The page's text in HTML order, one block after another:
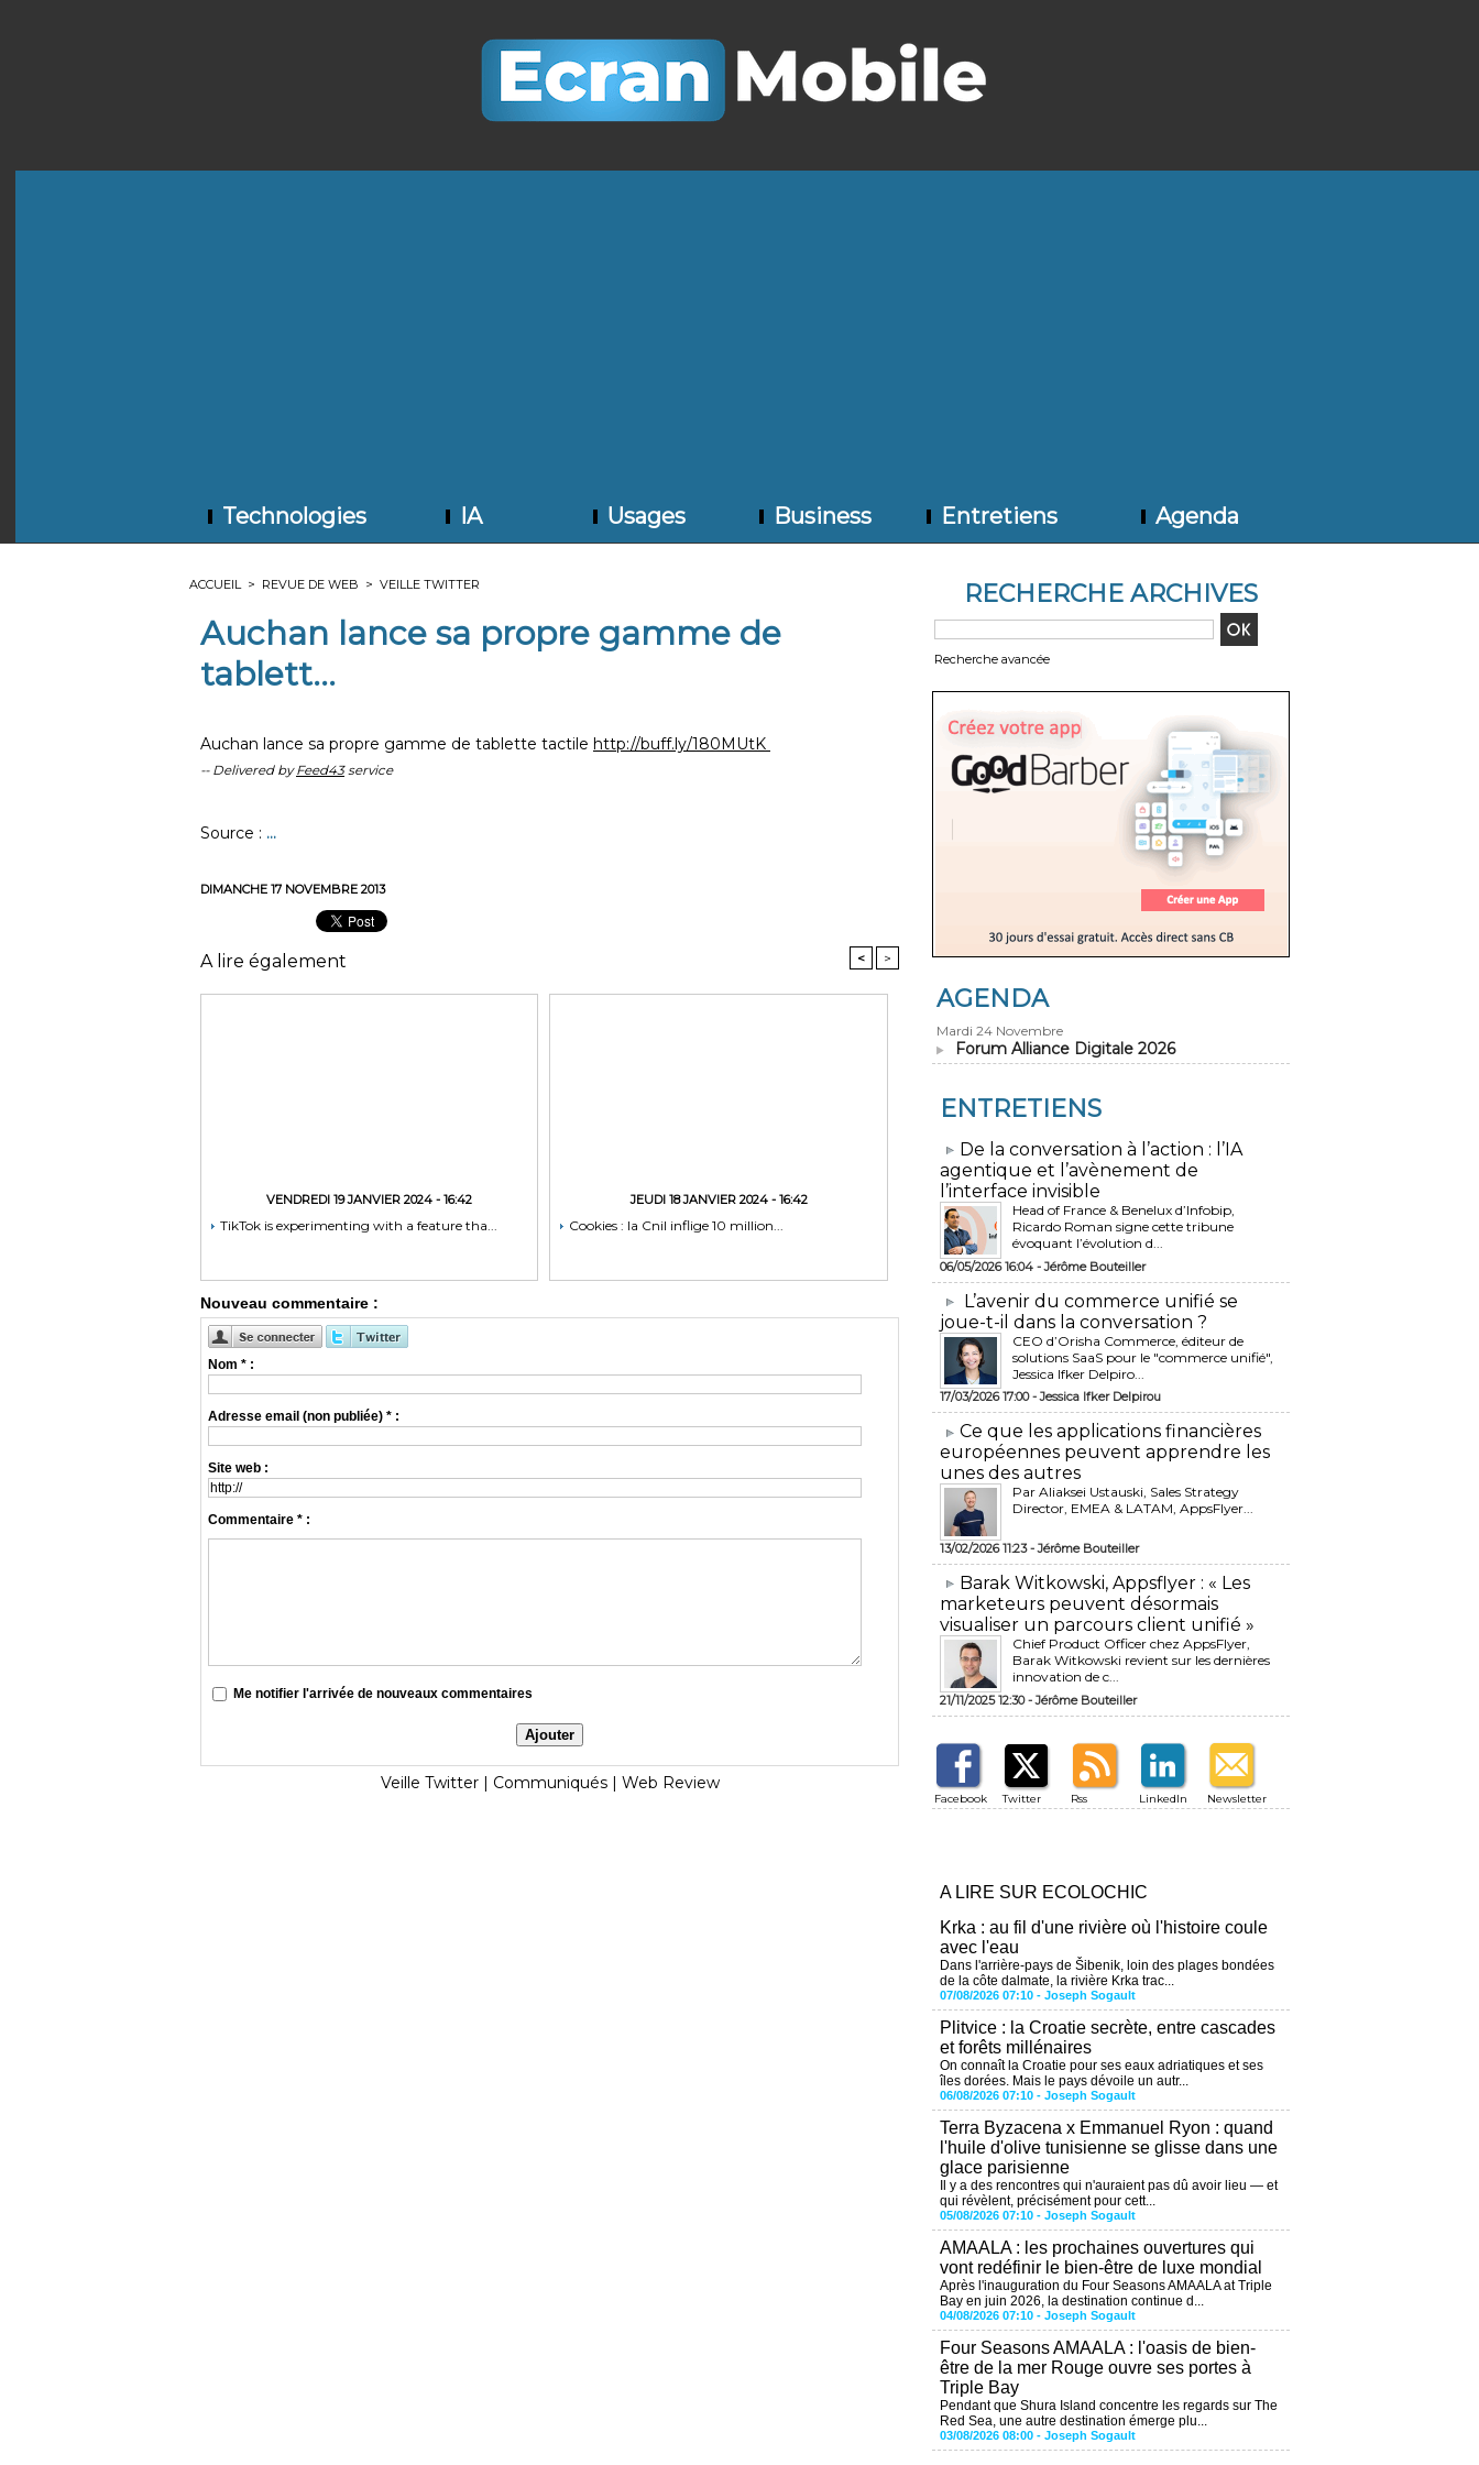
Technologies IA Usages Business Entretiens Agenda
ACCUEIL > REVUE DE WEB > VEILLE TWITTER
Auchan lance sa propre gamme de
tablett...
Auchan lance sa propre gamme de tablette tactile http://buff.ly/180MUtK
-- Delivered byFeed43service
Source : ...
DIMANCHE 17 NOVEMBRE 2013
A lire également < >
VENDREDI 19 JANVIER 2024 - 16:42
TikTok is experimenting with a feature tha...
JEUDI 18 JANVIER 2024 - 16:42
Cookies : la Cnil inflige 10 million...
Nouveau commentaire :
Nom * :
Adresse email (non publiée) * :
Site web :
Commentaire * :
Me notifier l'arrivée de nouveaux commentaires
Veille Twitter | Communiqués | Web Review
RECHERCHE ARCHIVES
Recherche avancée
AGENDA
Mardi 24 Novembre
Forum Alliance Digitale 2026
ENTRETIENS
​De la conversation à l’action : l’IA
agentique et l’avènement de
l’interface invisible
Head of France & Benelux d’Infobip,
Ricardo Roman signe cette tribune
évoquant l’évolution d...
06/05/2026 16:04 -Jérôme Bouteiller
L’avenir du commerce unifié se
joue-t-il dans la conversation ?
CEO d’Orisha Commerce, éditeur de
solutions SaaS pour le "commerce unifié",
Jessica Ifker Delpiro...
17/03/2026 17:00 -Jessica Ifker Delpirou
​Ce que les applications financières
européennes peuvent apprendre les
unes des autres
Par Aliaksei Ustauski, Sales Strategy
Director, EMEA & LATAM, AppsFlyer...
13/02/2026 11:23 -Jérôme Bouteiller
​Barak Witkowski, Appsflyer : « Les
marketeurs peuvent désormais
visualiser un parcours client unifié »
Chief Product Officer chez AppsFlyer, ​
Barak Witkowski revient sur les dernières
innovation de c...
21/11/2025 12:30 -Jérôme Bouteiller
Facebook Twitter Rss LinkedIn Newsletter
A LIRE SUR ECOLOCHIC
Krka : au fil d'une rivière où l'histoire coule
avec l'eau
Dans l'arrière-pays de Šibenik, loin des plages bondées
de la côte dalmate, la rivière Krka trac...
07/08/2026 07:10 - Joseph Sogault
Plitvice : la Croatie secrète, entre cascades
et forêts millénaires
On connaît la Croatie pour ses eaux adriatiques et ses
îles dorées. Mais le pays dévoile un autr...
06/08/2026 07:10 - Joseph Sogault
Terra Byzacena x Emmanuel Ryon : quand
l'huile d'olive tunisienne se glisse dans une
glace parisienne
Il y a des rencontres qui n'auraient pas dû avoir lieu — et
qui révèlent, précisément pour cett...
05/08/2026 07:10 - Joseph Sogault
AMAALA : les prochaines ouvertures qui
vont redéfinir le bien-être de luxe mondial
Après l'inauguration du Four Seasons AMAALA at Triple
Bay en juin 2026, la destination continue d...
04/08/2026 07:10 - Joseph Sogault
Four Seasons AMAALA : l'oasis de bien-
être de la mer Rouge ouvre ses portes à
Triple Bay
Pendant que Shura Island concentre les regards sur The
Red Sea, une autre destination émerge plu...
03/08/2026 08:00 - Joseph Sogault